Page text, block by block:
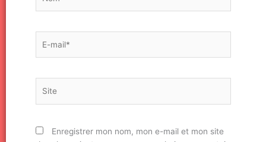
mail*
Enregistrer mon nom, mon e-mail et mon site